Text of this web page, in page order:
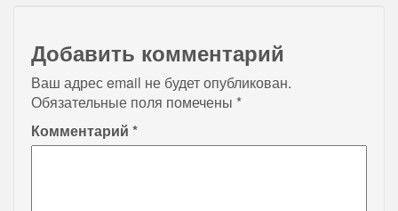
Добавить комментарий
Ваш адрес email не будет опубликован.
Обязательные поля помечены *
Комментарий *